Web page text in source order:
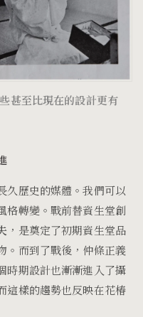
甚至比現在的設計更有
久歷史的媒體。我們可以
格轉變。戰前替資生堂創
，是奠定了初期資生堂品
。而到了戰後，仲條正義
時期設計也漸漸進入了攝
這樣的趨勢也反映在花椿